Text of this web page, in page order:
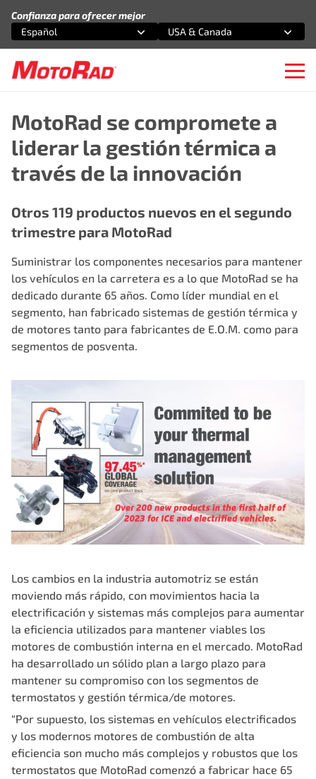
Confianza para ofrecer mejor
Selecciona una opción
Español
Selecciona una opción
USA & Canada
MotoRad se compromete a
liderar la gestión térmica a
través de la innovación
Otros 119 productos nuevos en el segundo
trimestre para MotoRad
Suministrar los componentes necesarios para mantener
los vehículos en la carretera es a lo que MotoRad se ha
dedicado durante 65 años. Como líder mundial en el
segmento, han fabricado sistemas de gestión térmica y
de motores tanto para fabricantes de E.O.M. como para
segmentos de posventa.
Los cambios en la industria automotriz se están
moviendo más rápido, con movimientos hacia la
electrificación y sistemas más complejos para aumentar
la eficiencia utilizados para mantener viables los
motores de combustión interna en el mercado. MotoRad
ha desarrollado un sólido plan a largo plazo para
mantener su compromiso con los segmentos de
termostatos y gestión térmica/de motores.
“Por supuesto, los sistemas en vehículos electrificados
y los modernos motores de combustión de alta
eficiencia son mucho más complejos y robustos que los
termostatos que MotoRad comenzó a fabricar hace 65